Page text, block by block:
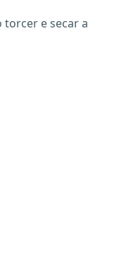
torcer e secar a